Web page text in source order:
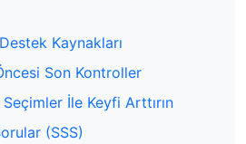
Kaynakları
Son Kontroller
Seçimler İle Keyfi Arttırın
(SSS)